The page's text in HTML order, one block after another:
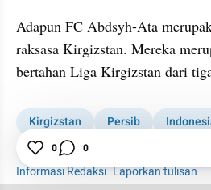
Adapun FC Abdsyh-Ata
raksasa Kirgizstan. Mereka
bertahan Liga Kirgizstan dari
Kirgizstan Persib
Sports
Yusup Prasetiyo
Informasi Redaksi·Laporkan tulisan
0 0